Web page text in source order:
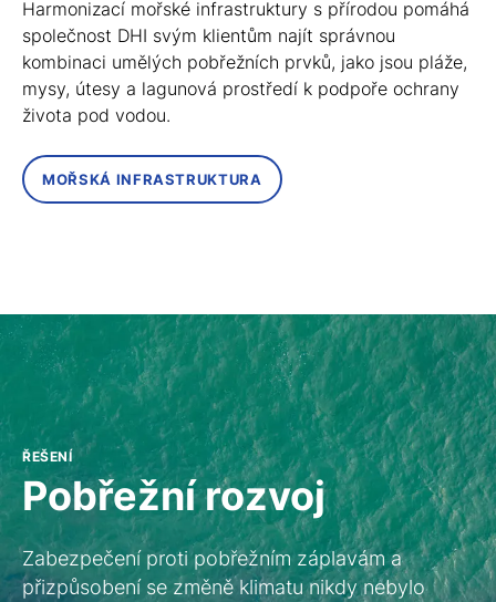
Harmonizací mořské infrastruktury s přírodou pomáhá
společnost DHI svým klientům najít správnou
kombinaci umělých pobřežních prvků, jako jsou pláže,
mysy, útesy a lagunová prostředí k podpoře ochrany
života pod vodou.
MOŘSKÁ INFRASTRUKTURA
ŘEŠENÍ
Pobřežní rozvoj
Zabezpečení proti pobřežním záplavám a
přizpůsobení se změně klimatu nikdy nebylo